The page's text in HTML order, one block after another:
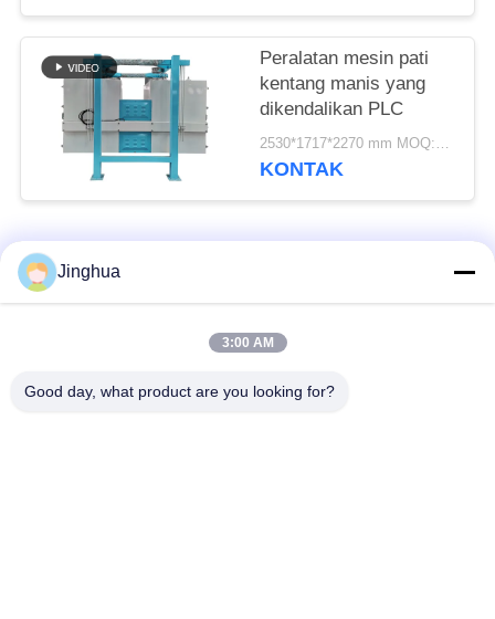
Peralatan mesin pati
kentang manis yang
dikendalikan PLC
2530*1717*2270 mm MOQ:1 set
KONTAK
Bad Request
Peralatan Pengolah
Jinghua
3:00 AM
Good day, what product are you looking for?